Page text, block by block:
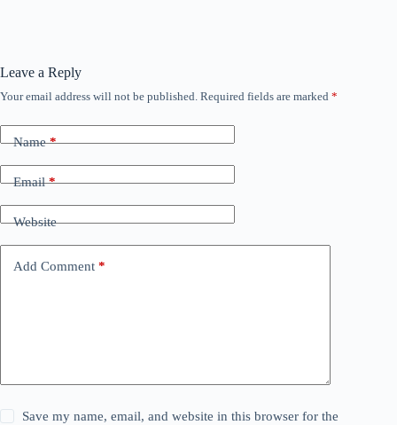
Leave a Reply
Your email address will not be published. Required fields are marked *
Name*
Email*
Website
Add Comment *
Save my name, email, and website in this browser for the